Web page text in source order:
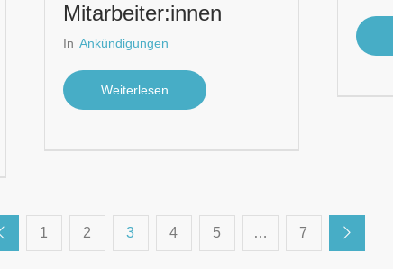
Mitarbeiter:innen
In Ankündigungen
Weiterlesen
1 2 3 4 5 … 7